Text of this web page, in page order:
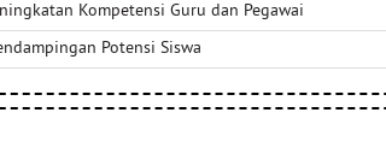
Kompetensi Guru dan Pegawai
Potensi Siswa